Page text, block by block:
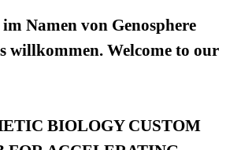
Namen von Genosphere
willkommen. Welcome to our
BIOLOGY CUSTOM